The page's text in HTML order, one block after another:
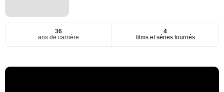
36
ans de carrière
4
films et séries tournés